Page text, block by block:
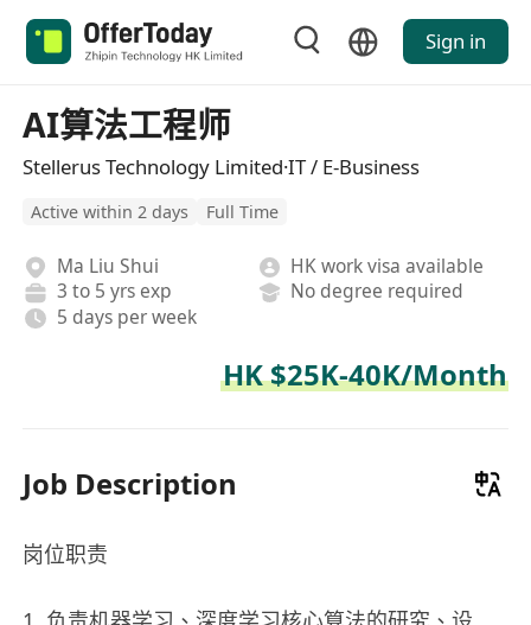
Sign in
AI算法工程师
Stellerus Technology Limited·IT / E-Business
Active within 2 days Full Time
Ma Liu Shui
HK work visa available
3 to 5 yrs exp
No degree required
5 days per week
HK $25K-40K/Month
Job Description
岗位职责